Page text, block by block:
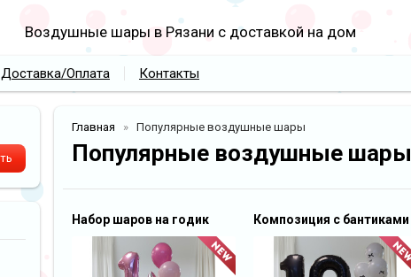
Воздушные шары в Рязани с доставкой на дом
Доставка/Оплата Контакты
Главная Популярные воздушные шары
Популярные воздушные шары
Набор шаров на годик Композиция с бантиками